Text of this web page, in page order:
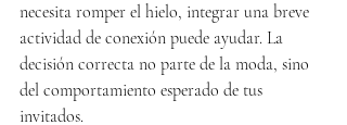
necesita romper el hielo, integrar una breve
actividad de conexión puede ayudar. La
decisión correcta no parte de la moda, sino
del comportamiento esperado de tus
invitados.